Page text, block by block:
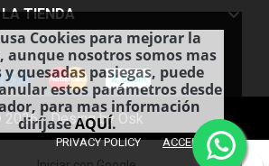
Cookies para mejorar la
aunque nosotros somos mas
y quesadas pasiegas, puede
estos parámetros desde
para mas información
diríjaseAQUÍ.
PRIVACY POLICY ACCEPT done
TIENDA 
- Desing by Osk